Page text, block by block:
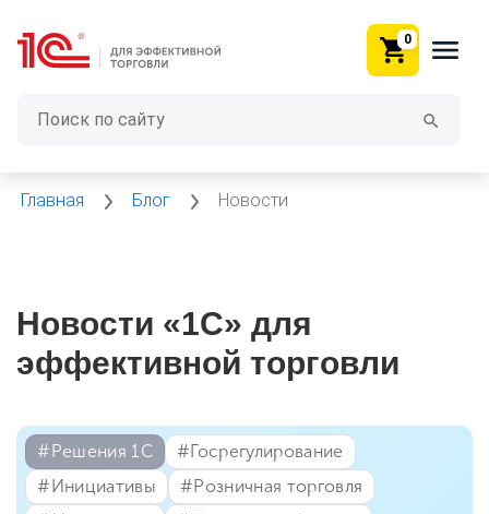
0
Главная Блог Новости
Новости «1С» для
эффективной торговли
#⁣Решения 1С
#⁣Госрегулирование
#⁣Инициативы
#⁣Розничная торговля